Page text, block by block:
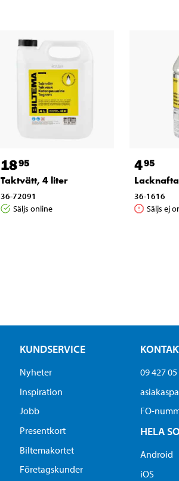
1895
Taktvätt, 4 liter
36-72091
Säljs online
495
36-1616
Säljs ej
KUNDSERVICE
Nyheter
Inspiration
Jobb
Presentkort
Biltemakortet
Företagskunder
09 427
FO-
HELA
Android
iOS